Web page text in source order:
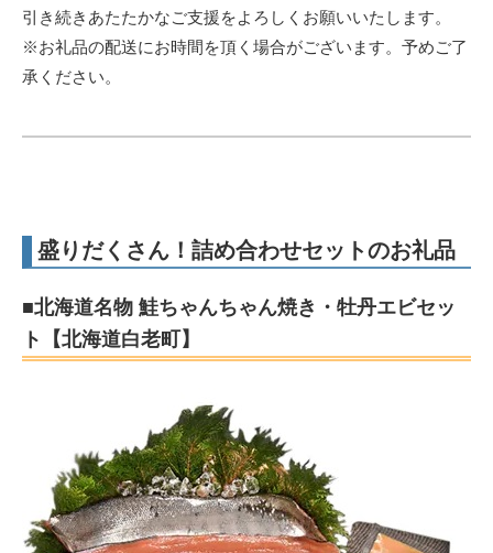
引き続きあたたかなご支援をよろしくお願いいたします。
※お礼品の配送にお時間を頂く場合がございます。予めご了
承ください。
盛りだくさん！詰め合わせセットのお礼品
■北海道名物 鮭ちゃんちゃん焼き・牡丹エビセッ
ト【北海道白老町】